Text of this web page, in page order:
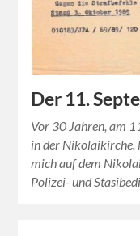
Der 11.
Vor 30 Jahren, am
in der Nikolaikirche.
mich auf dem
Polizei- und